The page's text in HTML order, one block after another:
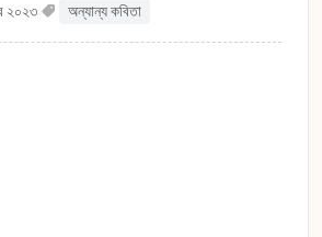
২০২৩ অন্যান্য কবিতা